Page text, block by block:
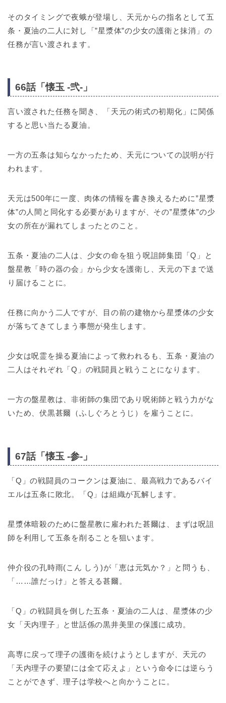
そのタイミングで夜蛾が登場し、天元からの指名として五
条・夏油の二人に対し「”星漿体”の少女の護衛と抹消」の
任務が言い渡されます。
66話「懐玉 -弐-」
言い渡された任務を聞き、「天元の術式の初期化」に関係
すると思い当たる夏油。
一方の五条は知らなかったため、天元についての説明が行
われます。
天元は500年に一度、肉体の情報を書き換えるために”星漿
体”の人間と同化する必要がありますが、その”星漿体”の少
女の所在が漏れてしまったとのこと。
五条・夏油の二人は、少女の命を狙う呪詛師集団「Q」と
盤星教「時の器の会」から少女を護衛し、天元の下まで送
り届けることに。
任務に向かう二人ですが、目の前の建物から星漿体の少女
が落ちてきてしまう事態が発生します。
少女は呪霊を操る夏油によって救われるも、五条・夏油の
二人はそれぞれ「Q」の戦闘員と戦うことになります。
一方の盤星教は、非術師の集団であり呪術師と戦う力がな
いため、伏黒甚爾（ふしぐろとうじ）を雇うことに。
67話「懐玉 -参-」
「Q」の戦闘員のコークンは夏油に、最高戦力であるバイ
エルは五条に敗北。「Q」は組織が瓦解します。
星漿体暗殺のために盤星教に雇われた甚爾は、まずは呪詛
師を利用して五条を削ることを狙います。
仲介役の孔時雨(こん しう)が「恵は元気か？」と問うも、
「……誰だっけ」と答える甚爾。
「Q」の戦闘員を倒した五条・夏油の二人は、星漿体の少
女「天内理子」と世話係の黒井美里の保護に成功。
高専に戻って理子の護衛を続けようとしますが、天元の
「天内理子の要望には全て応えよ」という命令には逆らう
ことができず、理子は学校へと向かうことに。